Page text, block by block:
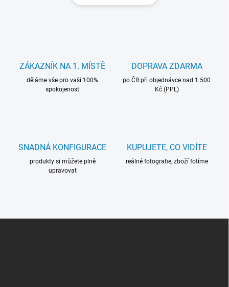
ZÁKAZNÍK NA 1. MÍSTĚ
děláme vše pro vaši 100%
spokojenost
DOPRAVA ZDARMA
po ČR při objednávce nad 1 500
Kč (PPL)
SNADNÁ KONFIGURACE
produkty si můžete plně
upravovat
KUPUJETE, CO VIDÍTE
reálné fotografie, zboží fotíme